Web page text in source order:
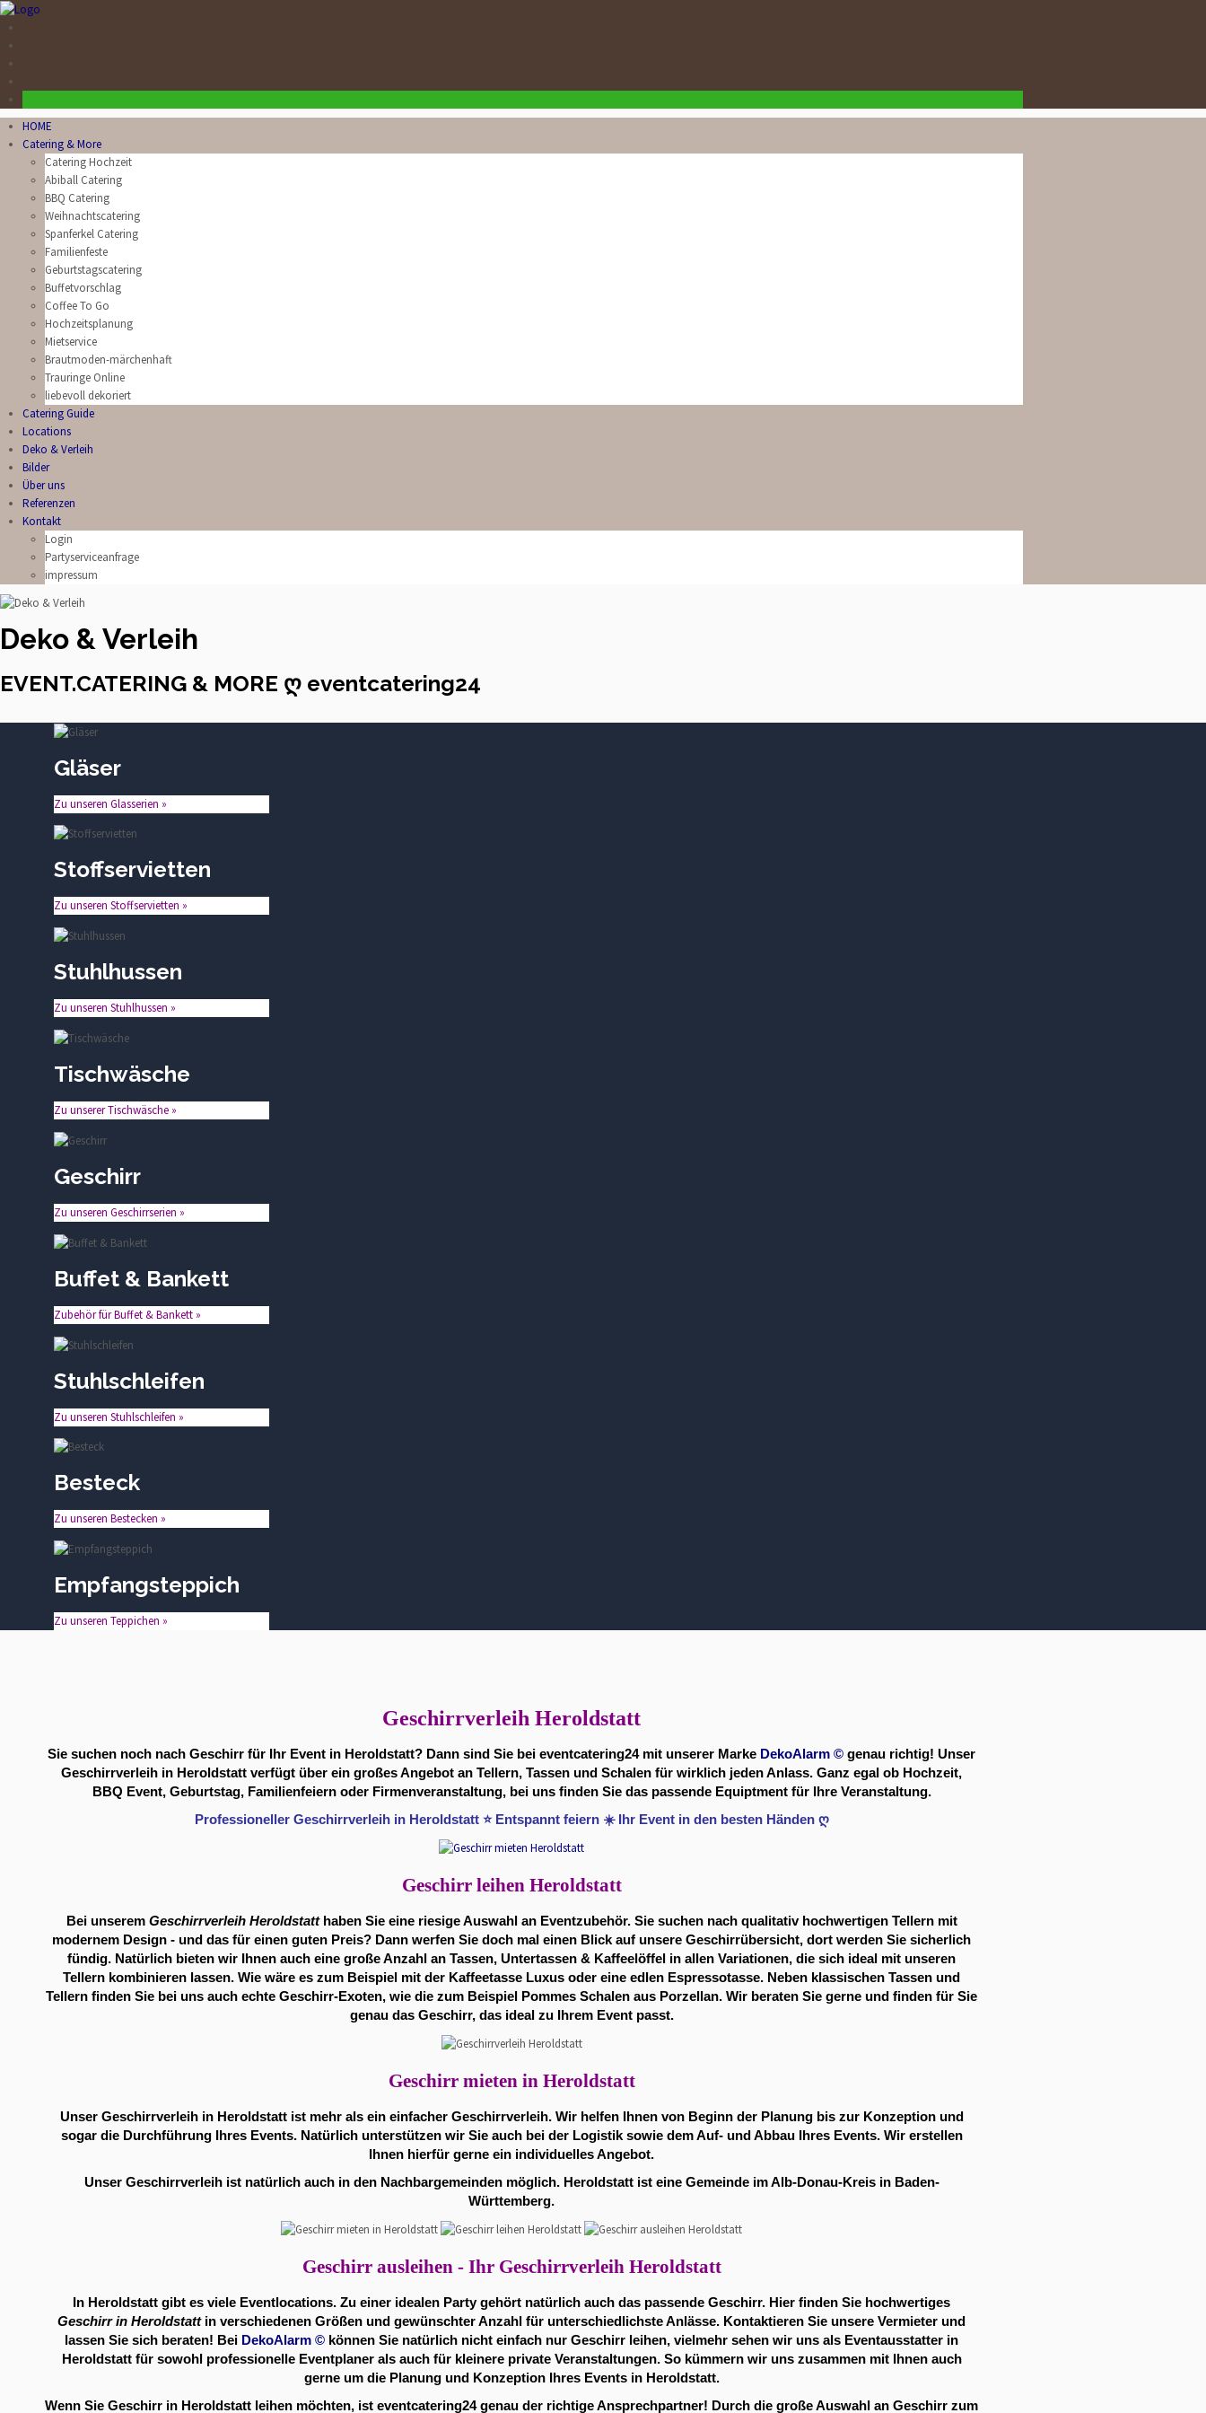
HOME
Catering & More
Catering Hochzeit
Abiball Catering
BBQ Catering
Weihnachtscatering
Spanferkel Catering
Familienfeste
Geburtstagscatering
Buffetvorschlag
Coffee To Go
Hochzeitsplanung
Mietservice
Brautmoden-märchenhaft
Trauringe Online
liebevoll dekoriert
Catering Guide
Locations
Deko & Verleih
Bilder
Über uns
Referenzen
Kontakt
Login
Partyserviceanfrage
impressum
Deko & Verleih
EVENT.CATERING & MORE ღ eventcatering24
Gläser
Zu unseren Glasserien »
Stoffservietten
Zu unseren Stoffservietten »
Stuhlhussen
Zu unseren Stuhlhussen »
Tischwäsche
Zu unserer Tischwäsche »
Geschirr
Zu unseren Geschirrserien »
Buffet & Bankett
Zubehör für Buffet & Bankett »
Stuhlschleifen
Zu unseren Stuhlschleifen »
Besteck
Zu unseren Bestecken »
Empfangsteppich
Zu unseren Teppichen »
Geschirrverleih Heroldstatt
Sie suchen noch nach Geschirr für Ihr Event in Heroldstatt? Dann sind Sie bei eventcatering24 mit unserer Marke DekoAlarm © genau richtig! Unser
Geschirrverleih in Heroldstatt verfügt über ein großes Angebot an Tellern, Tassen und Schalen für wirklich jeden Anlass. Ganz egal ob Hochzeit,
BBQ Event, Geburtstag, Familienfeiern oder Firmenveranstaltung, bei uns finden Sie das passende Equiptment für Ihre Veranstaltung.
Professioneller Geschirrverleih in Heroldstatt ⭐ Entspannt feiern ☀️ Ihr Event in den besten Händen ღ
Geschirr leihen Heroldstatt
Bei unserem Geschirrverleih Heroldstatthaben Sie eine riesige Auswahl an Eventzubehör. Sie suchen nach qualitativ hochwertigen Tellern mit
modernem Design - und das für einen guten Preis? Dann werfen Sie doch mal einen Blick auf unsere Geschirrübersicht, dort werden Sie sicherlich
fündig. Natürlich bieten wir Ihnen auch eine große Anzahl an Tassen, Untertassen & Kaffeelöffel in allen Variationen, die sich ideal mit unseren
Tellern kombinieren lassen. Wie wäre es zum Beispiel mit der Kaffeetasse Luxus oder eine edlen Espressotasse. Neben klassischen Tassen und
Tellern finden Sie bei uns auch echte Geschirr-Exoten, wie die zum Beispiel Pommes Schalen aus Porzellan. Wir beraten Sie gerne und finden für Sie
genau das Geschirr, das ideal zu Ihrem Event passt.
Geschirr mieten in Heroldstatt
Unser Geschirrverleih in Heroldstatt ist mehr als ein einfacher Geschirrverleih. Wir helfen Ihnen von Beginn der Planung bis zur Konzeption und
sogar die Durchführung Ihres Events. Natürlich unterstützen wir Sie auch bei der Logistik sowie dem Auf- und Abbau Ihres Events. Wir erstellen
Ihnen hierfür gerne ein individuelles Angebot.
Unser Geschirrverleih ist natürlich auch in den Nachbargemeinden möglich. Heroldstatt ist eine Gemeinde im Alb-Donau-Kreis in Baden-
Württemberg.
Geschirr ausleihen - Ihr Geschirrverleih Heroldstatt
In Heroldstatt gibt es viele Eventlocations. Zu einer idealen Party gehört natürlich auch das passende Geschirr. Hier finden Sie hochwertiges
Geschirr in Heroldstattin verschiedenen Größen und gewünschter Anzahl für unterschiedlichste Anlässe. Kontaktieren Sie unsere Vermieter und
lassen Sie sich beraten! Bei DekoAlarm © können Sie natürlich nicht einfach nur Geschirr leihen, vielmehr sehen wir uns als Eventausstatter in
Heroldstatt für sowohl professionelle Eventplaner als auch für kleinere private Veranstaltungen. So kümmern wir uns zusammen mit Ihnen auch
gerne um die Planung und Konzeption Ihres Events in Heroldstatt.
Wenn Sie Geschirr in Heroldstatt leihen möchten, ist eventcatering24 genau der richtige Ansprechpartner! Durch die große Auswahl an Geschirr zum